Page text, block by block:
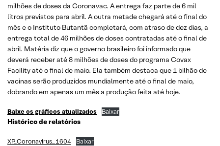
milhões de doses da Coronavac. A entrega faz parte de 6 mil
litros previstos para abril. A outra metade chegará até o final do
mês e o Instituto Butantã completará, com atraso de dez dias, a
entrega total de 46 milhões de doses contratadas até o final de
abril. Matéria diz que o governo brasileiro foi informado que
deverá receber até 8 milhões de doses do programa Covax
Facility até o final de maio. Ela também destaca que 1 bilhão de
vacinas serão produzidos mundialmente até o final de maio,
dobrando em apenas um mês a produção feita até hoje.
Baixe os gráficos atualizados Baixar
Histórico de relatórios
XP_Coronavirus_1604
Baixar